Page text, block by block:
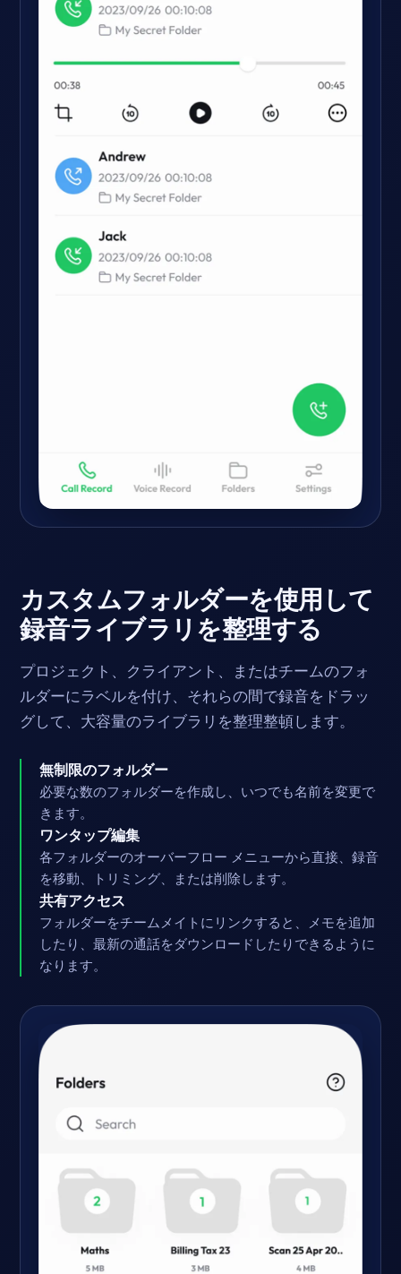
カスタムフォルダーを使用して
録音ライブラリを整理する
プロジェクト、クライアント、またはチームのフォ
ルダーにラベルを付け、それらの間で録音をドラッ
グして、大容量のライブラリを整理整頓します。
無制限のフォルダー
必要な数のフォルダーを作成し、いつでも名前を変更で
きます。
ワンタップ編集
各フォルダーのオーバーフロー メニューから直接、録音
を移動、トリミング、または削除します。
共有アクセス
フォルダーをチームメイトにリンクすると、メモを追加
したり、最新の通話をダウンロードしたりできるように
なります。